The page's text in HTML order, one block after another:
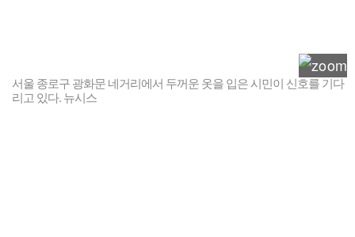
서울 종로구 광화문 네거리에서 두꺼운 옷을 입은 시민이 신호를 기다
리고 있다. 뉴시스